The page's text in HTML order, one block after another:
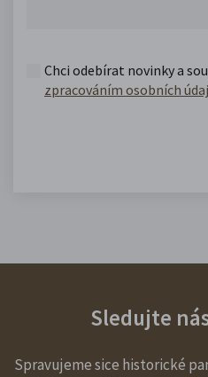
Chci odebírat novinky a
zpracováním osobních
Sledujte
Spravujeme sice historické